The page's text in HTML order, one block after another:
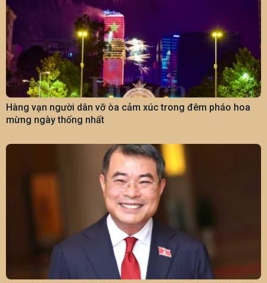
Hàng vạn người dân vỡ òa cảm xúc trong đêm pháo hoa
mừng ngày thống nhất